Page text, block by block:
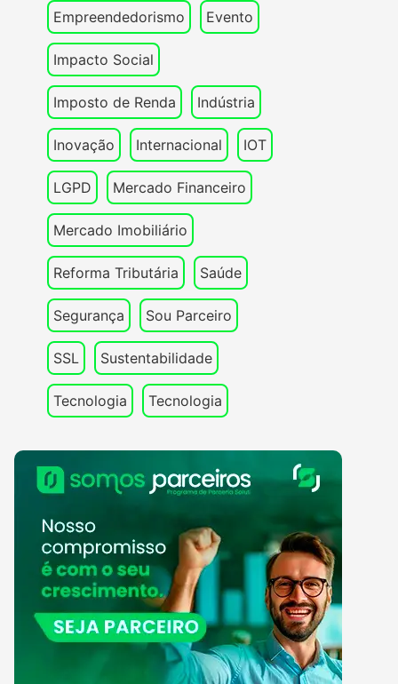
Empreendedorismo Evento
Impacto Social
Imposto de Renda Indústria
Inovação Internacional IOT
LGPD Mercado Financeiro
Mercado Imobiliário
Reforma Tributária Saúde
Segurança Sou Parceiro
SSL Sustentabilidade
Tecnologia Tecnologia